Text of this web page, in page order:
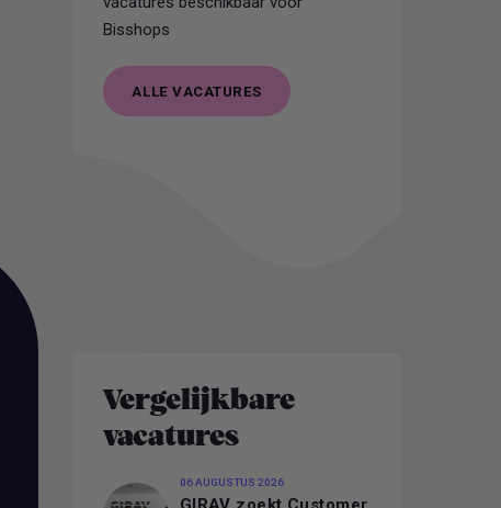
Bisshops
ALLE VACATURES
Vergelijkbare
vacatures
06 AUGUSTUS 2026